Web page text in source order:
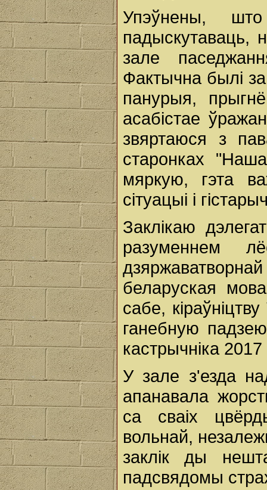
Упэўнены,
падыскутаваць,
зале
Фактычна былі
панурыя,
асабістае
звяртаюся з
старонках
мяркую, гэта
сітуацыі і
Заклікаю
разуменнем
беларуская
сабе,
ганебную
кастрычніка 2017
У зале з'езда
апанавала
са сваіх
вольнай,
заклік ды
падсвядомы